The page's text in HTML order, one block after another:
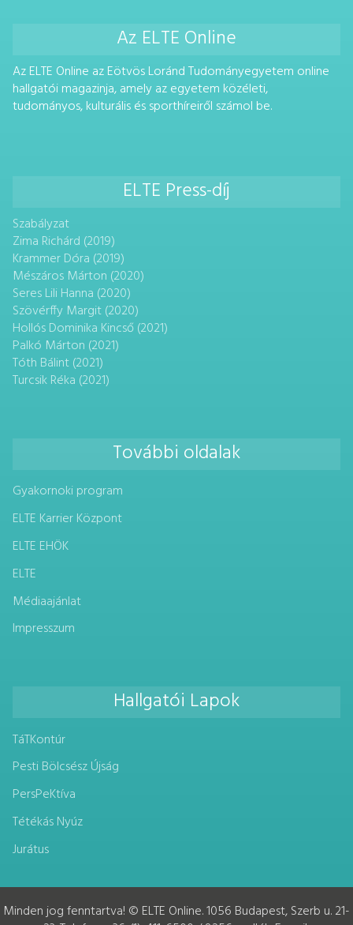
Az ELTE Online
Az ELTE Online az Eötvös Loránd Tudományegyetem online
hallgatói magazinja, amely az egyetem közéleti,
tudományos, kulturális és sporthíreiről számol be.
ELTE Press-díj
Szabályzat
Zima Richárd (2019)
Krammer Dóra (2019)
Mészáros Márton (2020)
Seres Lili Hanna (2020)
Szövérffy Margit (2020)
Hollós Dominika Kincső (2021)
Palkó Márton (2021)
Tóth Bálint (2021)
Turcsik Réka (2021)
További oldalak
Gyakornoki program
ELTE Karrier Központ
ELTE EHÖK
ELTE
Médiaajánlat
Impresszum
Hallgatói Lapok
TáTKontúr
Pesti Bölcsész Újság
PersPeKtíva
Tétékás Nyúz
Jurátus
Minden jog fenntartva! © ELTE Online. 1056 Budapest, Szerb u. 21-